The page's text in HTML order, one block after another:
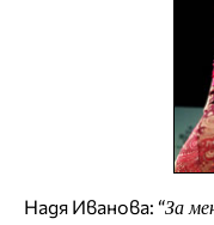
Надя Иванова: “За